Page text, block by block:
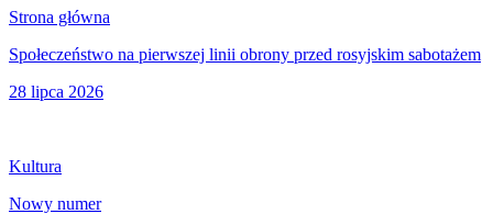
Strona główna
Społeczeństwo na pierwszej linii obrony przed rosyjskim sabotażem
28 lipca 2026
Kultura
Nowy numer